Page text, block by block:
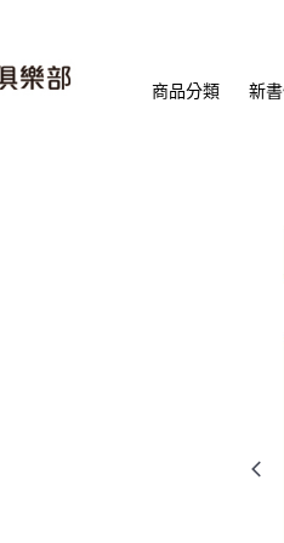
商品分類 新